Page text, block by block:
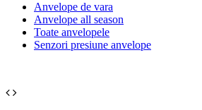
Anvelope de vara
Anvelope all season
Toate anvelopele
Senzori presiune anvelope